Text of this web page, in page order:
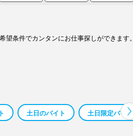
条件でカンタンにお仕事探しができます。
土日のバイト 土日限定バイト